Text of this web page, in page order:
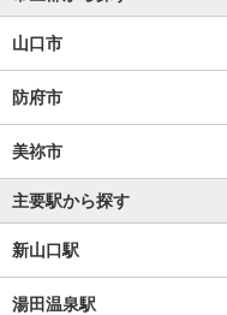
山口市
防府市
美祢市
主要駅から探す
新山口駅
湯田温泉駅